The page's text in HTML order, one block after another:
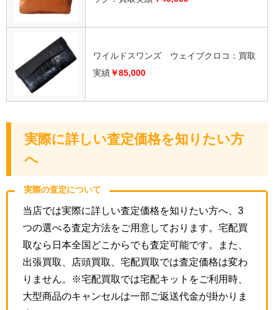
ワイルドスワンズ ウェイブクロコ：買取
実績￥85,000
実際に詳しい査定価格を知りたい方
へ
実際の査定について
当店では実際に詳しい査定価格を知りたい方へ、3
つの選べる査定方法をご用意しております。宅配買
取なら日本全国どこからでも査定可能です。また、
出張買取、店頭買取、宅配買取では査定価格は変わ
りません。※宅配買取では宅配キットをご利用時、
大型商品のキャンセルは一部ご返送代金が掛かりま